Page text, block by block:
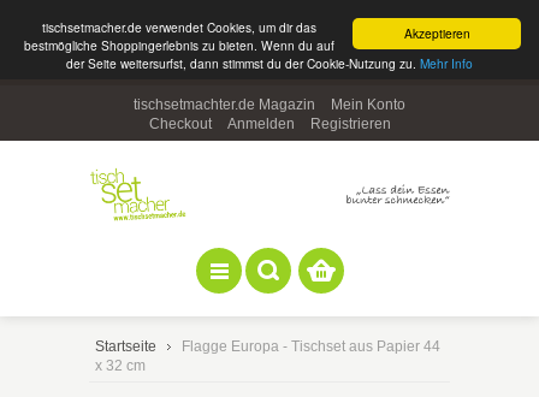
Akzeptieren
tischsetmacher.de verwendet Cookies, um dir das
bestmögliche Shoppingerlebnis zu bieten. Wenn du auf
der Seite weitersurfst, dann stimmst du der Cookie-Nutzung zu. Mehr Info
tischsetmachter.de Magazin
Mein Konto
Checkout
Anmelden Registrieren
Startseite
Flagge Europa - Tischset aus Papier 44
x 32 cm